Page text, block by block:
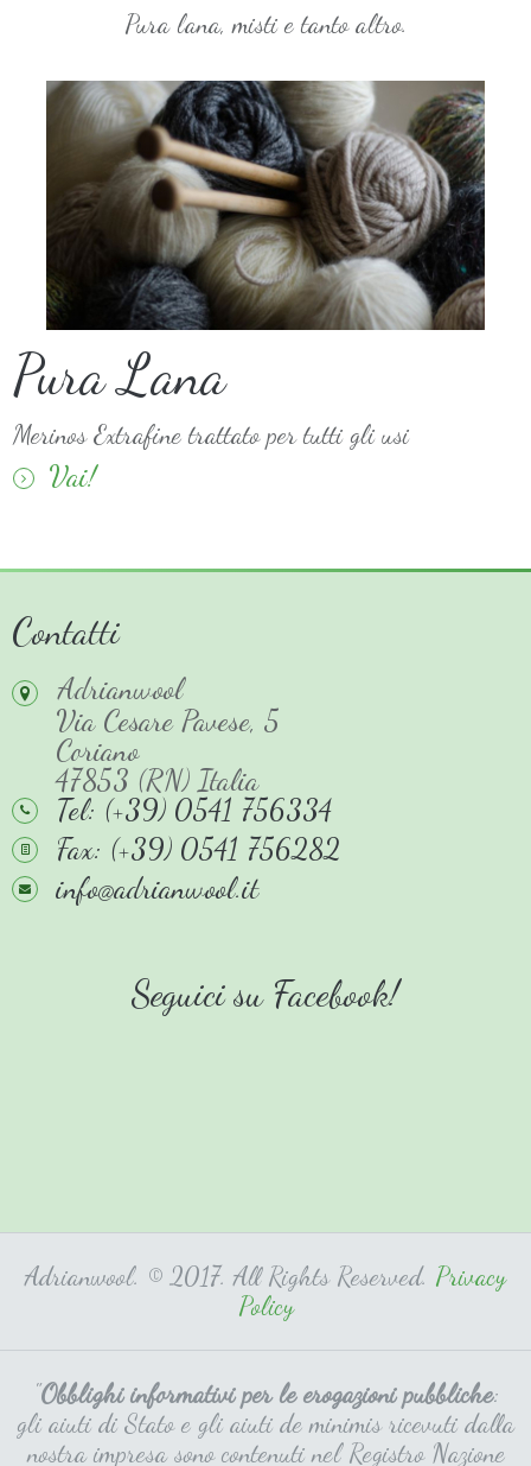
Pura lana, misti e tanto altro.
Pura Lana
Merinos Extrafine trattato per tutti gli usi
Vai!
Contatti
Adrianwool
Via Cesare Pavese, 5
Coriano
47853 (RN) Italia
Tel: (+39) 0541 756334
Fax: (+39) 0541 756282
info@adrianwool.it
Seguici su Facebook!
Adrianwool. © 2017. All Rights Reserved. Privacy
Policy
"Obblighi informativi per le erogazioni pubbliche:
gli aiuti di Stato e gli aiuti de minimis ricevuti dalla
nostra impresa sono contenuti nel Registro Nazione